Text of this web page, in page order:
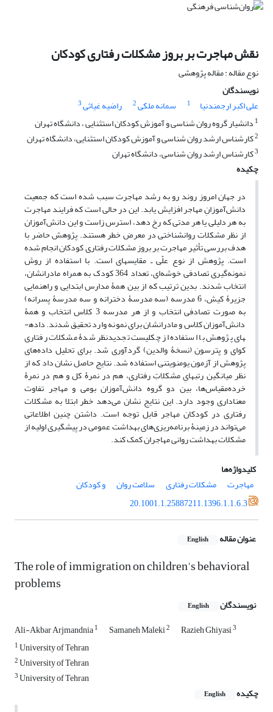
نقش مهاجرت بر بروز مشکلات رفتاری کودکان
نوع مقاله : مقاله پژوهشی
نویسندگان
علی اکبر ارجمندنیا
1 سمانه ملکی2 راضیه غیاثی3
1 دانشیار گروه روان شناسی و آموزش کودکان استثنایی ، دانشگاه تهران
2کارشناس ارشد روان شناسی و آموزش کودکان استثنایی، دانشگاه تهران
3کارشناس ارشد روان شناسی، دانشگاه تهران
چکیده
در جهان امروز روند رو به رشد مهاجرت سبب شده است که جمعیت
دانش‌آموزانِ مهاجر افزایش یابد. این در حالی است که فرایند مهاجرت
به هر دلیلی یا هر مدتی که رخ دهد، استرس زاست و این دانش‌آموزان
از نظر مشکلات روان­شناختی در معرض خطر هستند. پژوهش حاضر با
هدف بررسی تأثیر مهاجرت بر بروز مشکلات رفتاری کودکان انجام شده
است. پژوهش از نوع علّی ـ مقایسه­ای است. با استفاده از روش
نمونه‌گیری تصادفی خوشه‌ای، تعداد 364 کودک به همراه مادرانشان،
انتخاب شدند. بدین ترتیب که از بین همۀ مدارس ابتدایی و راهنمایی
جزیرۀ کیش، 6 مدرسه (سه مدرسۀ دخترانه و سه مدرسۀ پسرانه)
به ­صورت تصادفی انتخاب و از هر مدرسه 3 کلاس انتخاب و همۀ
دانش‌آموزان کلاس و مادرانشان برای نمونه وارد تحقیق شدند. داده­
های پژوهش با استفاده از چک­لیست تجدیدنظر شدۀ مشکلات رفتاری
کوای و پترسون (نسخۀ والدین) گردآوری شد. برای تحلیل داده­‌های
پژوهش از آزمون یومن­ویتنی استفاده شد. نتایج حاصل نشان داد که از
نظر میانگین رتبه­ایِ مشکلاتِ رفتاری، هم در نمرۀ کل و هم در نمرۀ
خرده‌مقیاس‌ها، بین دو گروه دانش‌آموزان بومی و مهاجر تفاوت
معناداری وجود دارد. این نتایج نشان می‌دهد خطر ابتلا به مشکلات
رفتاری در کودکان مهاجر قابل توجه است. داشتن چنین اطلاعاتی
می‌تواند در زمینۀ برنامه‌ریزی‌های بهداشت عمومی در پیشگیری اولیه از
مشکلات بهداشت روانی مهاجران کمک کند.
کلیدواژه‌ها
مهاجرت
مشکلات رفتاری سلامت روان
و کودکان
20.1001.1.25887211.1396.1.1.6.3
عنوان مقاله English
The role of immigration on children's behavioral
problems
نویسندگان English
Ali-Akbar Arjmandnia1 Samaneh Maleki2 Razieh Ghiyasi3
1University of Tehran
2University of Tehran
3University of Tehran
چکیده
English